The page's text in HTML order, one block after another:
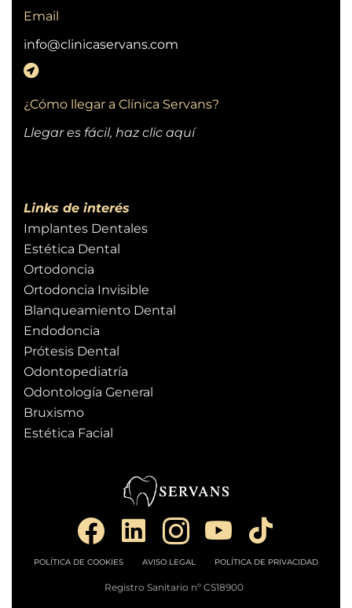
Email
info@clinicaservans.com
¿Cómo llegar a Clínica Servans?
Llegar es fácil, haz clic aquí
Links de interés
Implantes Dentales
Estética Dental
Ortodoncia
Ortodoncia Invisible
Blanqueamiento Dental
Endodoncia
Prótesis Dental
Odontopediatría
Odontología General
Bruxismo
Estética Facial
POLÍTICA DE COOKIES AVISO LEGAL POLÍTICA DE PRIVACIDAD
Registro Sanitario nº CS18900